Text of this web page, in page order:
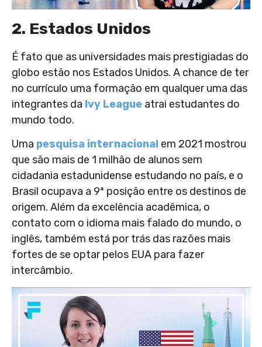
2. Estados Unidos
É fato que as universidades mais prestigiadas do
globo estão nos Estados Unidos. A chance de ter
no currículo uma formação em qualquer uma das
integrantes da Ivy League atrai estudantes do
mundo todo.
Uma pesquisa internacional em 2021 mostrou
que são mais de 1 milhão de alunos sem
cidadania estadunidense estudando no país, e o
Brasil ocupava a 9ª posição entre os destinos de
origem. Além da excelência acadêmica, o
contato com o idioma mais falado do mundo, o
inglês, também está por trás das razões mais
fortes de se optar pelos EUA para fazer
intercâmbio.